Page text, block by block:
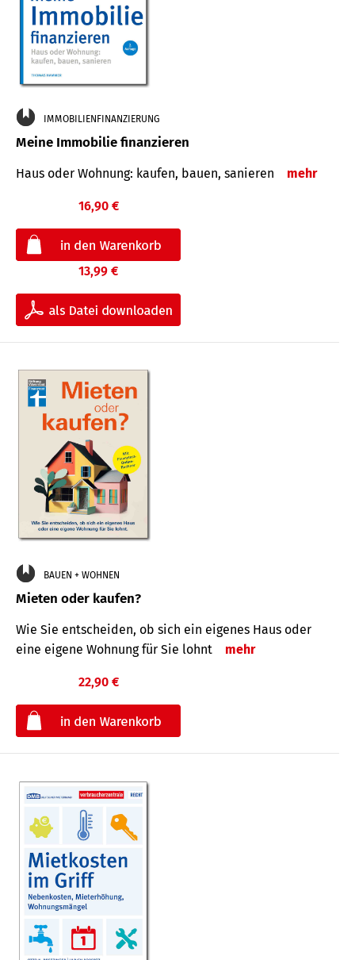
IMMOBILIENFINANZIERUNG
Meine Immobilie finanzieren
Haus oder Wohnung: kaufen, bauen, sanieren mehr
16,90 €
13,99 €
BAUEN + WOHNEN
Mieten oder kaufen?
Wie Sie entscheiden, ob sich ein eigenes Haus oder
eine eigene Wohnung für Sie lohnt
mehr
22,90 €